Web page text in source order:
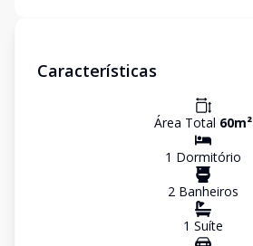
Características
Área Total 60m²
1 Dormitório
2 Banheiros
1 Suíte